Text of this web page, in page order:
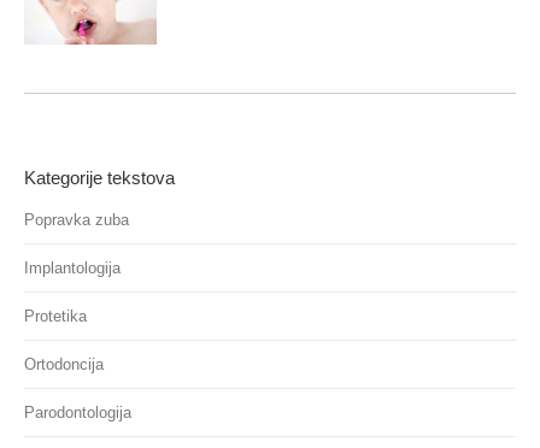
Kategorije tekstova
Popravka zuba
Implantologija
Protetika
Ortodoncija
Parodontologija